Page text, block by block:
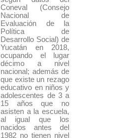
Coneval (Consejo
Nacional de
Evaluación de la
Política de
Desarrollo Social) de
Yucatán en 2018,
ocupando el lugar
décimo a nivel
nacional; además de
que existe un rezago
educativo en niños y
adolescentes de 3 a
15 años que no
asisten a la escuela,
al igual que los
nacidos antes del
1982 no tienen nivel